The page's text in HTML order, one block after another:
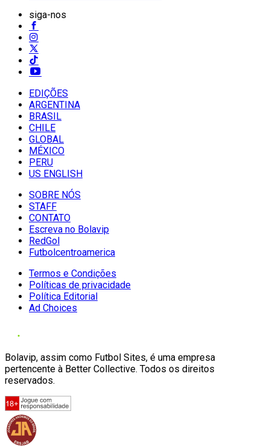
siga-nos
EDIÇÕES
ARGENTINA
BRASIL
CHILE
GLOBAL
MÉXICO
PERU
US ENGLISH
SOBRE NÓS
STAFF
CONTATO
Escreva no Bolavip
RedGol
Futbolcentroamerica
Termos e Condições
Políticas de privacidade
Política Editorial
Ad Choices
Bolavip, assim como Futbol Sites, é uma empresa
pertencente à Better Collective. Todos os direitos
reservados.